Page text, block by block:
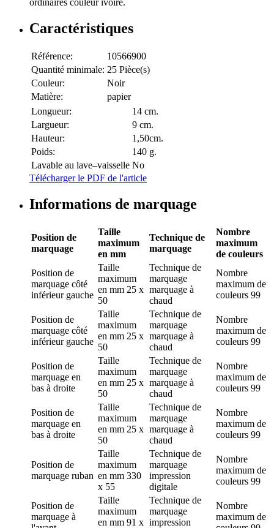
ordinaires couleur ivoire.
Caractéristiques
Référence:
10566900
Quantité minimale: 25 Pièce(s)
Couleur:
Noir
Matière:
papier
Longueur:
14 cm.
Largueur:
9 cm.
Hauteur:
1,50cm.
Poids:
140 g.
Lavable au lave–vaisselle No
Télécharger le PDF de l'article
Informations de marquage
Position de
marquage
Taille
maximum
en mm
Technique de
marquage
Nombre
maximum
de couleurs
Position de
marquage côté
inférieur gauche
Taille
maximum
en mm 25 x
50
Technique de
marquage
marquage à
chaud
Nombre
maximum de
couleurs 99
Position de
marquage côté
inférieur gauche
Taille
maximum
en mm 25 x
50
Technique de
marquage
marquage à
chaud
Nombre
maximum de
couleurs 99
Position de
marquage en
bas à droite
Taille
maximum
en mm 25 x
50
Technique de
marquage
marquage à
chaud
Nombre
maximum de
couleurs 99
Position de
marquage en
bas à droite
Taille
maximum
en mm 25 x
50
Technique de
marquage
marquage à
chaud
Nombre
maximum de
couleurs 99
Position de
marquage ruban
Taille
maximum
en mm 330
x 55
Technique de
marquage
impression
digitale
Nombre
maximum de
couleurs 99
Position de
marquage à
Taille
maximum
en mm 91 x
Technique de
marquage
impression
Nombre
maximum de